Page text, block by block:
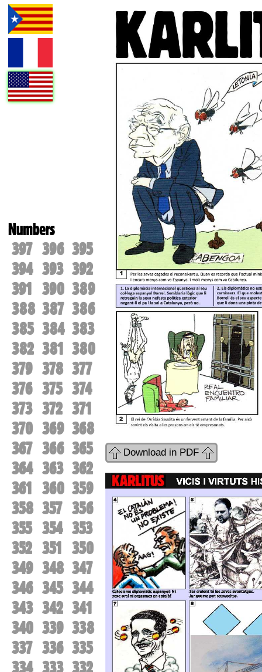
Numbers
397 396 395
394 393 392
391 390 389
388 387 386
385 384 383
382 381 380
379 378 377
376 375 374
373 372 371
370 369 368
367 366 365
364 363 362
361 360 359
358 357 356
355 354 353
352 351 350
349 348 347
346 345 344
343 342 341
340 339 338
337 336 335
Download in PDF